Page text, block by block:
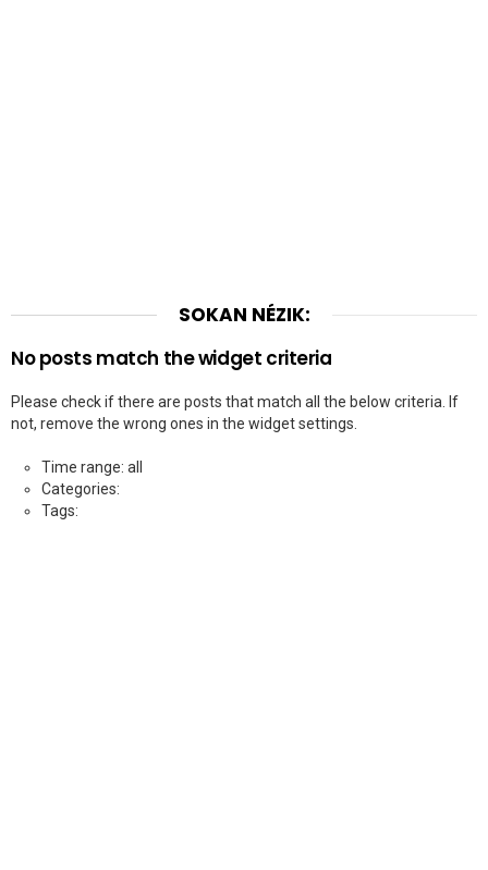
SOKAN NÉZIK:
No posts match the widget criteria
Please check if there are posts that match all the below criteria. If
not, remove the wrong ones in the widget settings.
Time range: all
Categories:
Tags: